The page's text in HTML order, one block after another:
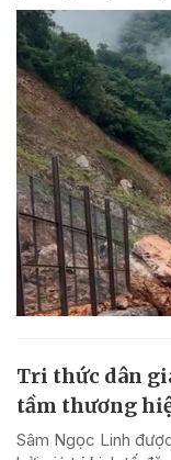
Tri thức dân
tầm thương
Sâm Ngọc Linh